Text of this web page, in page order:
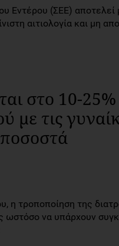
Εντέρου (ΣΕΕ) αποτελεί
αιτιολογία και μη
στο 10-
με τις
η τροποποίηση της
ωστόσο να υπάρχουν